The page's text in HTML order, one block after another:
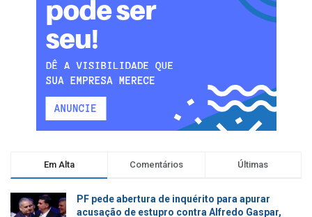
Em Alta Comentários Últimas
PF pede abertura de inquérito para apurar
acusação de estupro contra Alfredo Gaspar,